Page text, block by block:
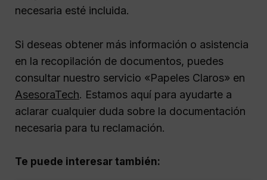
necesaria esté incluida.
Si deseas obtener más información o asistencia
en la recopilación de documentos, puedes
consultar nuestro servicio «Papeles Claros» en
AsesoraTech. Estamos aquí para ayudarte a
aclarar cualquier duda sobre la documentación
necesaria para tu reclamación.
Te puede interesar también: